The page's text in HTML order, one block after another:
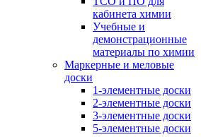
кабинета химии
Учебные и
демонстрационные
материалы по химии
Маркерные и меловые
доски
1-элементные доски
2-элементные доски
3-элементные доски
5-элементные доски